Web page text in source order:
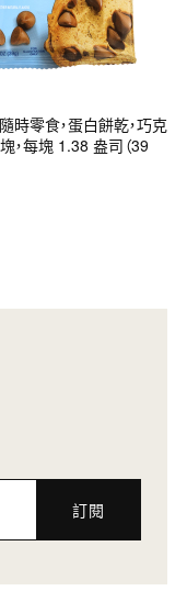
時零食，蛋白餅乾，巧克
，每塊 1.38 盎司（39
訂閱